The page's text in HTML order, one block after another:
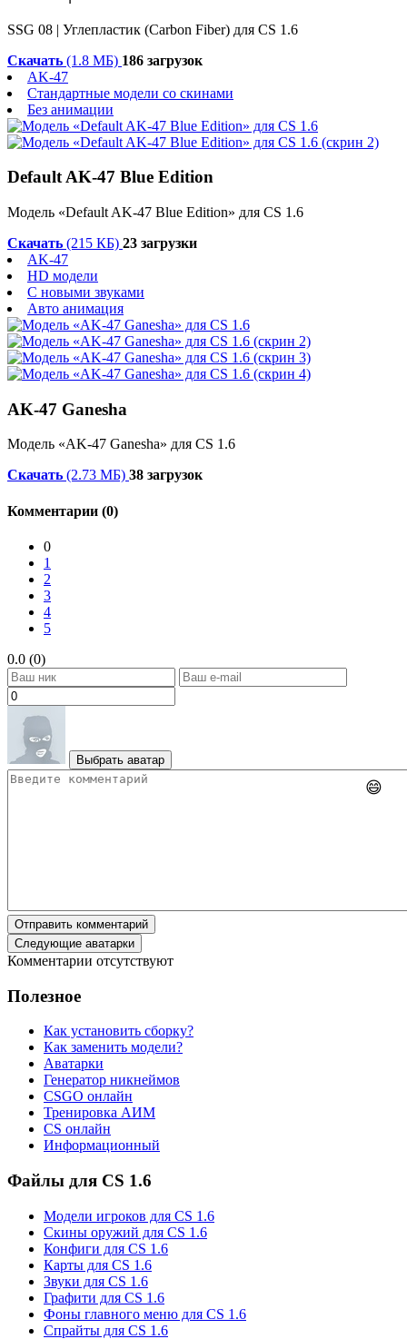
SSG 08 | Углепластик (Carbon Fiber) для CS 1.6
Скачать (1.8 МБ) 186 загрузок
AK-47
Стандартные модели со скинами
Без анимации
Default AK-47 Blue Edition
Модель «Default AK-47 Blue Edition» для CS 1.6
Скачать (215 КБ) 23 загрузки
AK-47
HD модели
С новыми звуками
Авто анимация
AK-47 Ganesha
Модель «AK-47 Ganesha» для CS 1.6
Скачать (2.73 МБ) 38 загрузок
Комментарии (0)
0
1
2
3
4
5
0.0 (0)
Выбрать аватар
😄
Отправить комментарий
Следующие аватарки
Комментарии отсутствуют
Полезное
Как установить сборку?
Как заменить модели?
Аватарки
Генератор никнеймов
CSGO онлайн
Тренировка АИМ
CS онлайн
Информационный
Файлы для CS 1.6
Модели игроков для CS 1.6
Скины оружий для CS 1.6
Конфиги для CS 1.6
Карты для CS 1.6
Звуки для CS 1.6
Графити для CS 1.6
Фоны главного меню для CS 1.6
Спрайты для CS 1.6